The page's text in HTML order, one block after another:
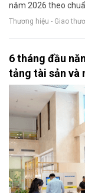
năm 2026 theo
Thương hiệu - Giao
6 tháng đầu
tảng tài sản và